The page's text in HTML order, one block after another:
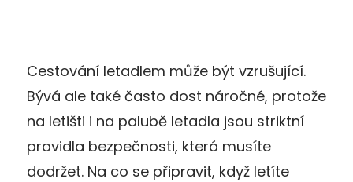
Cestování letadlem může být vzrušující.
Bývá ale také často dost náročné, protože
na letišti i na palubě letadla jsou striktní
pravidla bezpečnosti, která musíte
dodržet. Na co se připravit, když letíte